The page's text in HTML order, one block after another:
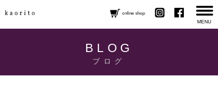
MENU
BLOG
ブログ